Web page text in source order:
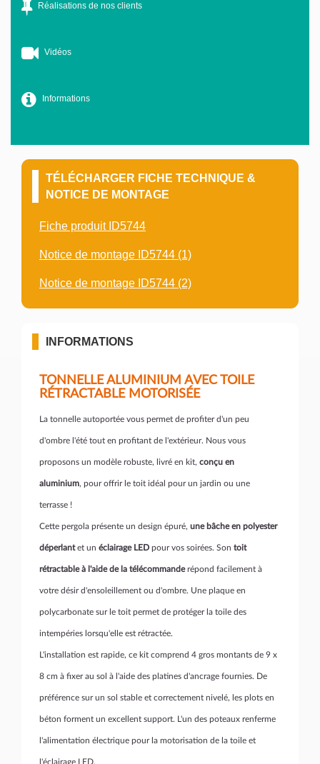
Réalisations de nos clients
Vidéos
Informations
TÉLÉCHARGER FICHE TECHNIQUE &
NOTICE DE MONTAGE
Fiche produit ID5744
Notice de montage ID5744 (1)
Notice de montage ID5744 (2)
INFORMATIONS
TONNELLE ALUMINIUM AVEC TOILE
RÉTRACTABLE MOTORIS ÉE
La tonnelle autoportée vous permet de profiter d'un peu
d'ombre l'été tout en profitant de l'extérieur. Nous vous
proposons un modèle robuste, livré en kit, conçu en
aluminium, pour offrir le toit idéal pour un jardin ou une
terrasse !
Cette pergola présente un design épuré, une bâche en polyester
déperlantet un éclairage LED pour vos soirées. Son toit
rétractable à l'aide de la télécommanderépond facilement à
votre désir d'ensoleillement ou d'ombre. Une plaque en
polycarbonate sur le toit permet de protéger la toile des
intempéries lorsqu'elle est rétractée.
L'installation est rapide, ce kit comprend 4 gros montants de 9 x
8 cm à fixer au sol à l'aide des platines d'ancrage fournies. De
préférence sur un sol stable et correctement nivelé, les plots en
béton forment un excellent support. L'un des poteaux renferme
l'alimentation électrique pour la motorisation de la toile et
l'éclairage LED.